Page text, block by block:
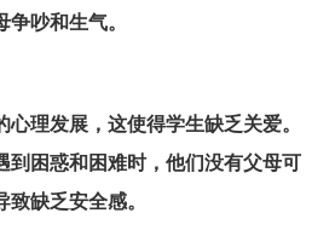
吵和生气。
理发展，这使得学生缺乏关爱。
到困惑和困难时，他们没有父母可
缺乏安全感。